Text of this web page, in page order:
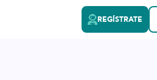
REGÍSTRATE